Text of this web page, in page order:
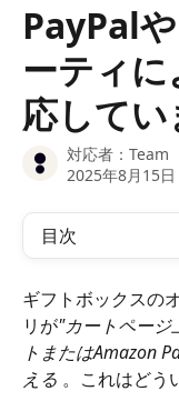
PayPal
ーティ
応してい
対応者： Team
2025年8月15日
目次
ギフトボックスの
リが"カートページ
トまたはAmazon
える 。これはどう